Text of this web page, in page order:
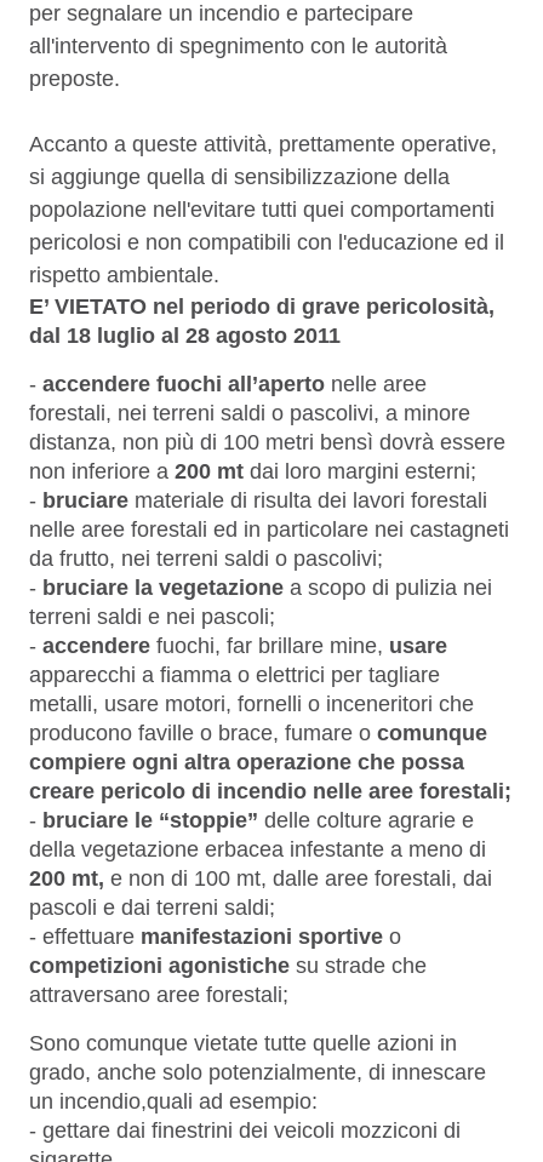
per segnalare un incendio e partecipare
all'intervento di spegnimento con le autorità
preposte.
Accanto a queste attività, prettamente operative,
si aggiunge quella di sensibilizzazione della
popolazione nell'evitare tutti quei comportamenti
pericolosi e non compatibili con l'educazione ed il
rispetto ambientale.
E’ VIETATO nel periodo di grave pericolosità,
dal 18 luglio al 28 agosto 2011
- accendere fuochi all’aperto nelle aree
forestali, nei terreni saldi o pascolivi, a minore
distanza, non più di 100 metri bensì dovrà essere
non inferiore a 200 mt dai loro margini esterni;
- bruciare materiale di risulta dei lavori forestali
nelle aree forestali ed in particolare nei castagneti
da frutto, nei terreni saldi o pascolivi;
- bruciare la vegetazione a scopo di pulizia nei
terreni saldi e nei pascoli;
- accendere fuochi, far brillare mine, usare
apparecchi a fiamma o elettrici per tagliare
metalli, usare motori, fornelli o inceneritori che
producono faville o brace, fumare o comunque
compiere ogni altra operazione che possa
creare pericolo di incendio nelle aree forestali;
- bruciare le “stoppie” delle colture agrarie e
della vegetazione erbacea infestante a meno di
200 mt, e non di 100 mt, dalle aree forestali, dai
pascoli e dai terreni saldi;
- effettuare manifestazioni sportive o
competizioni agonistiche su strade che
attraversano aree forestali;
Sono comunque vietate tutte quelle azioni in
grado, anche solo potenzialmente, di innescare
un incendio,quali ad esempio:
- gettare dai finestrini dei veicoli mozziconi di